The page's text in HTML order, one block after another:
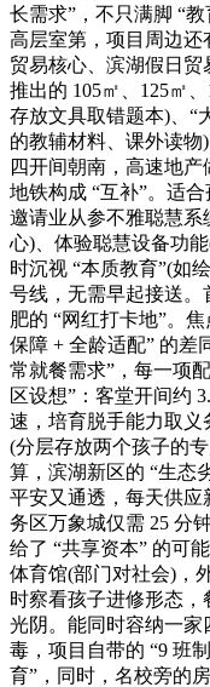
长需求”，不只满脚 “
高层室第，项目周边还
贸易核心、滨湖假日贸
推出的 105㎡、125㎡
存放文具取错题本)、“
的教辅材料、课外读物
四开间朝南，高速地
地铁构成 “互补”。适合
邀请业从参不雅聪慧
心)、体验聪慧设备功
时沉视 “本质教育”(如
号线，无需早起接送。
肥的 “网红打卡地”。
保障 + 全龄适配” 的差
常就餐需求”，每一项
区设想”：客堂开间约
速，培育脱手能力取义
(分层存放两个孩子的
算，滨湖新区的 “生态
平安又通透，每天供
务区万象城仅需 25 分
给了 “共享资本” 的可
体育馆(部门对社会)，
时察看孩子进修形态，
光阴。能同时容纳一
毒，项目自带的 “9 班
育”，同时，名校旁的